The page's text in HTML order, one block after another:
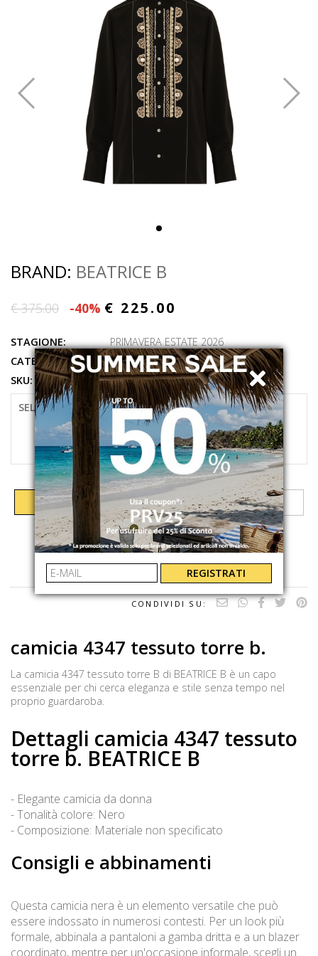
BRAND: BEATRICE B
€ 375.00 -40% € 225.00
STAGIONE:
PRIMAVERA ESTATE 2026
CATEGORIE:
ABBIGLIAMENTO,CAMICIA
SKU:
26FE4347TORRE99
SELEZIONARE LA TAGLIA
40
AGGIUNGI AL CARRELLO
CONDIVIDI SU:
camicia 4347 tessuto torre b.
La camicia 4347 tessuto torre B di BEATRICE B è un capo
essenziale per chi cerca eleganza e stile senza tempo nel
proprio guardaroba.
Dettagli camicia 4347 tessuto
torre b. BEATRICE B
- Elegante camicia da donna
- Tonalità colore: Nero
- Composizione: Materiale non specificato
Consigli e abbinamenti
Questa camicia nera è un elemento versatile che può
essere indossato in numerosi contesti. Per un look più
formale, abbinala a pantaloni a gamba dritta e a un blazer
coordinato, mentre per un'occasione informale, scegli un
REGISTRATI